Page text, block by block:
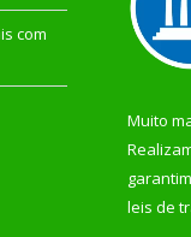
com
Muito
leis de